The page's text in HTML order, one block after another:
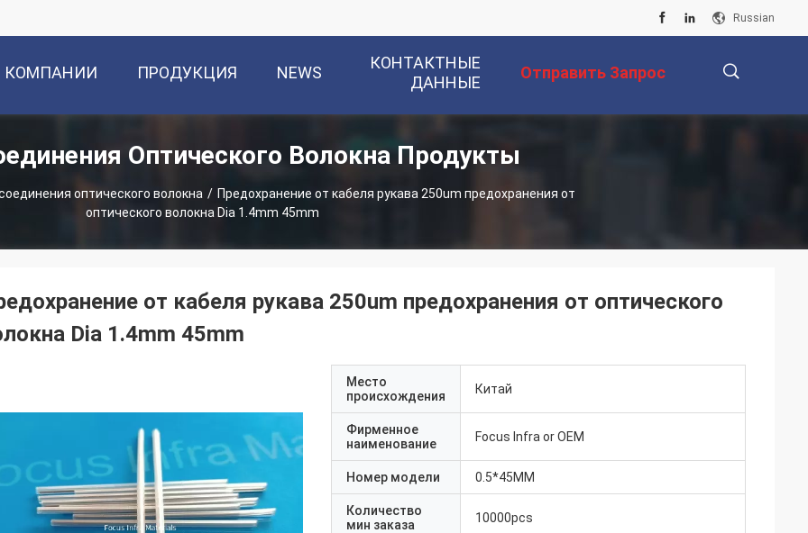
Russian
КОМПАНИИ ПРОДУКЦИЯ NEWS
КОНТАКТНЫЕ
ДАННЫЕ
Отправить Запрос
Оптического Волокна Продукты
оптического волокна / Предохранение от кабеля рукава 250um предохранения от
оптического волокна Dia 1.4mm 45mm
от кабеля рукава 250um предохранения от оптического
Dia 1.4mm 45mm
Место
происхождения
Китай
Фирменное
наименование
Focus Infra or OEM
Номер модели 0.5*45MM
Количество
мин заказа
10000pcs